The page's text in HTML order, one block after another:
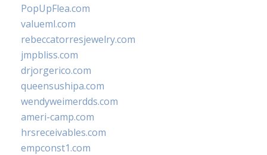
PopUpFlea.com
valueml.com
rebeccatorresjewelry.com
jmpbliss.com
drjorgerico.com
queensushipa.com
wendyweimerdds.com
ameri-camp.com
hrsreceivables.com
empconst1.com